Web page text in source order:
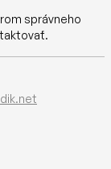
správneho